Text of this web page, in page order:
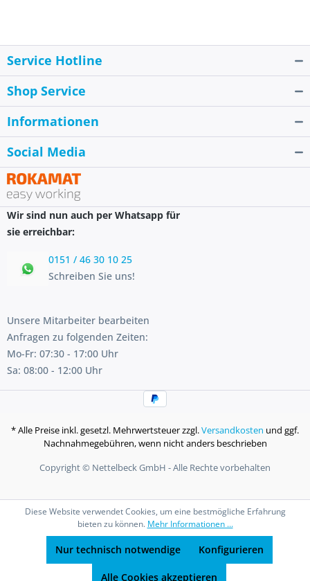
Service Hotline
Shop Service
Informationen
Social Media
Wir sind nun auch per Whatsapp für
sie erreichbar:
0151 / 46 30 10 25
Schreiben Sie uns!
Unsere Mitarbeiter bearbeiten
Anfragen zu folgenden Zeiten:
Mo-Fr: 07:30 - 17:00 Uhr
Sa: 08:00 - 12:00 Uhr
* Alle Preise inkl. gesetzl. Mehrwertsteuer zzgl.Versandkosten und ggf.
Nachnahmegebühren, wenn nicht anders beschrieben
Copyright © Nettelbeck GmbH - Alle Rechte vorbehalten
Diese Website verwendet Cookies, um eine bestmögliche Erfahrung
bieten zu können. Mehr Informationen ...
Nur technisch notwendige Konfigurieren
Alle Cookies akzeptieren